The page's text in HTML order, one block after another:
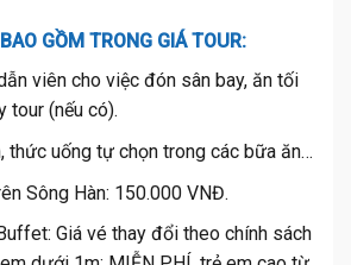
GỒM TRONG GIÁ TOUR:
viên cho việc đón sân bay, ăn tối
tour (nếu có).
thức uống tự chọn trong các bữa ăn…
Sông Hàn: 150.000 VNĐ.
Giá vé thay đổi theo chính sách